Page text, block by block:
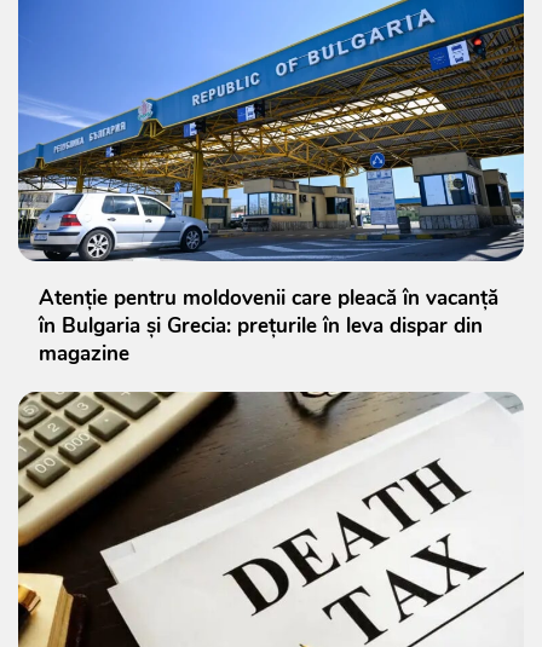
Atenție pentru moldovenii care pleacă în vacanță
în Bulgaria și Grecia: prețurile în leva dispar din
magazine